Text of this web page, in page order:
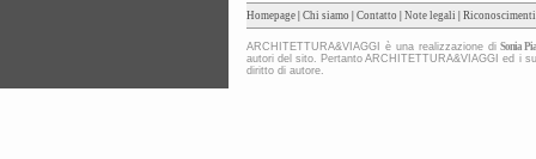
Homepage Chi siamo Contatto Note legali Riconoscimenti
ARCHITETTURA&VIAGGI è una realizzazione diSonia
autori del sito. Pertanto ARCHITETTURA&VIAGGI ed i
diritto di autore.